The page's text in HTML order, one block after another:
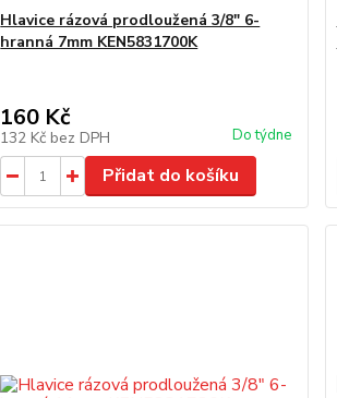
Hlavice rázová prodloužená 3/8" 6-
hranná 7mm KEN5831700K
160 Kč
132 Kč bez DPH Do týdne
Přidat do košíku